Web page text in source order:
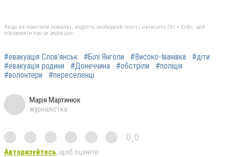
Якщо ви помітили помилку, виділіть необхідний текст і натисніть Ctrl + Enter, щоб
повідомити про це редакцію
#евакуація Слов’янськ #Білі Янголи #Високо-Іванівка
#діти
#евакуація родини
#Донеччина #обстріли
#поліція
#волонтери
#переселенці.
Марія Мартинюк
журналістка
0,0
Авторизуйтесь, щоб оцінити